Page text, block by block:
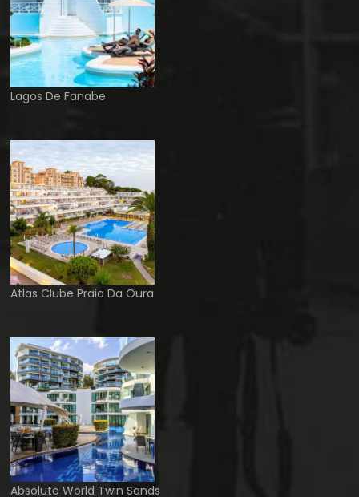
Lagos De Fanabe
Atlas Clube Praia Da Oura
Absolute World Twin Sands